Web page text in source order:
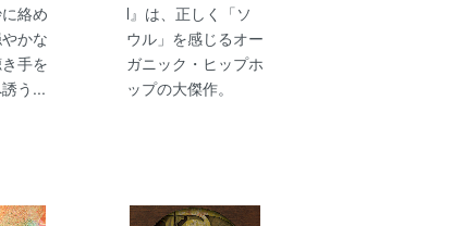
絡め
かな
手を
う...
l』は、正しく「ソ
ウル」を感じるオー
ガニック・ヒップホ
ップの大傑作。